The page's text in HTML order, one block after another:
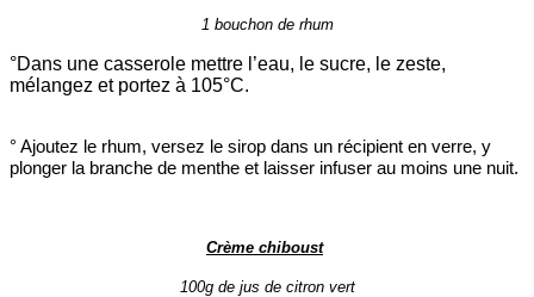
1 bouchon de rhum
°Dans une casserole mettre l’eau, le sucre, le zeste,
mélangez et portez à 105°C.
° Ajoutez le rhum, versez le sirop dans un récipient en verre, y
plonger la branche de menthe et laisser infuser au moins une nuit.
Crème chiboust
100g de jus de citron vert